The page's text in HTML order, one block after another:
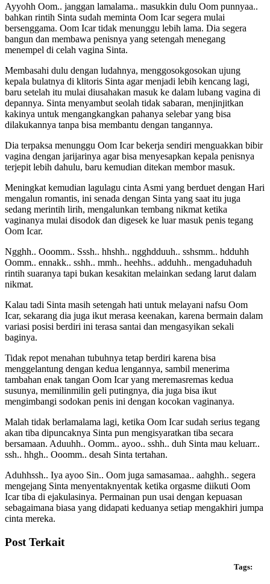
Ayyohh Oom.. janggan lamalama.. masukkin dulu Oom punnyaa..
bahkan rintih Sinta sudah meminta Oom Icar segera mulai
bersenggama. Oom Icar tidak menunggu lebih lama. Dia segera
bangun dan membawa penisnya yang setengah menegang
menempel di celah vagina Sinta.
Membasahi dulu dengan ludahnya, menggosokgosokan ujung
kepala bulatnya di klitoris Sinta agar menjadi lebih kencang lagi,
baru setelah itu mulai diusahakan masuk ke dalam lubang vagina di
depannya. Sinta menyambut seolah tidak sabaran, menjinjitkan
kakinya untuk mengangkangkan pahanya selebar yang bisa
dilakukannya tanpa bisa membantu dengan tangannya.
Dia terpaksa menunggu Oom Icar bekerja sendiri menguakkan bibir
vagina dengan jarijarinya agar bisa menyesapkan kepala penisnya
terjepit lebih dahulu, baru kemudian ditekan membor masuk.
Meningkat kemudian lagulagu cinta Asmi yang berduet dengan Hari
mengalun romantis, ini senada dengan Sinta yang saat itu juga
sedang merintih lirih, mengalunkan tembang nikmat ketika
vaginanya mulai disodok dan digesek ke luar masuk penis tegang
Oom Icar.
Ngghh.. Ooomm.. Sssh.. hhshh.. ngghdduuh.. sshsmm.. hdduhh
Oomm.. ennakk.. sshh.. mmh.. heehhs.. adduhh.. mengaduhaduh
rintih suaranya tapi bukan kesakitan melainkan sedang larut dalam
nikmat.
Kalau tadi Sinta masih setengah hati untuk melayani nafsu Oom
Icar, sekarang dia juga ikut merasa keenakan, karena bermain dalam
variasi posisi berdiri ini terasa santai dan mengasyikan sekali
baginya.
Tidak repot menahan tubuhnya tetap berdiri karena bisa
menggelantung dengan kedua lengannya, sambil menerima
tambahan enak tangan Oom Icar yang meremasremas kedua
susunya, memilinmilin geli putingnya, dia juga bisa ikut
mengimbangi sodokan penis ini dengan kocokan vaginanya.
Malah tidak berlamalama lagi, ketika Oom Icar sudah serius tegang
akan tiba dipuncaknya Sinta pun mengisyaratkan tiba secara
bersamaan. Aduuhh.. Oomm.. ayoo.. sshh.. duh Sinta mau keluarr..
ssh.. hhgh.. Ooomm.. desah Sinta tertahan.
Aduhhssh.. Iya ayoo Sin.. Oom juga samasamaa.. aahghh.. segera
mengejang Sinta menyentaknyentak ketika orgasme diikuti Oom
Icar tiba di ejakulasinya. Permainan pun usai dengan kepuasan
sebagaimana biasa yang didapati keduanya setiap mengakhiri jumpa
cinta mereka.
Post Terkait
Tags: